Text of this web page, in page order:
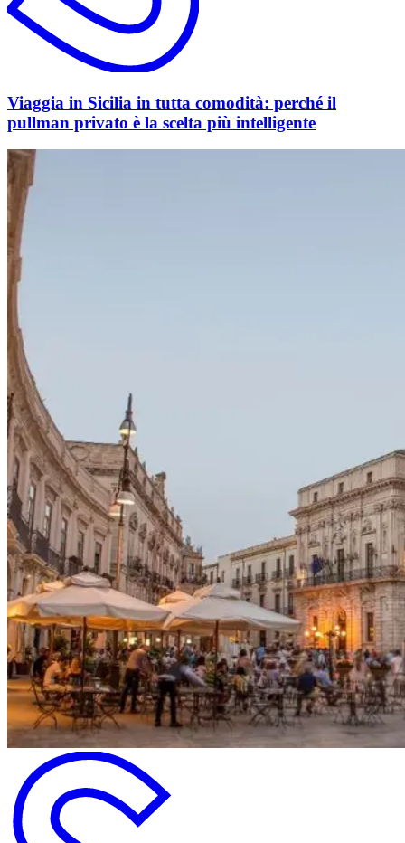
Viaggia in Sicilia in tutta comodità: perché il
pullman privato è la scelta più intelligente